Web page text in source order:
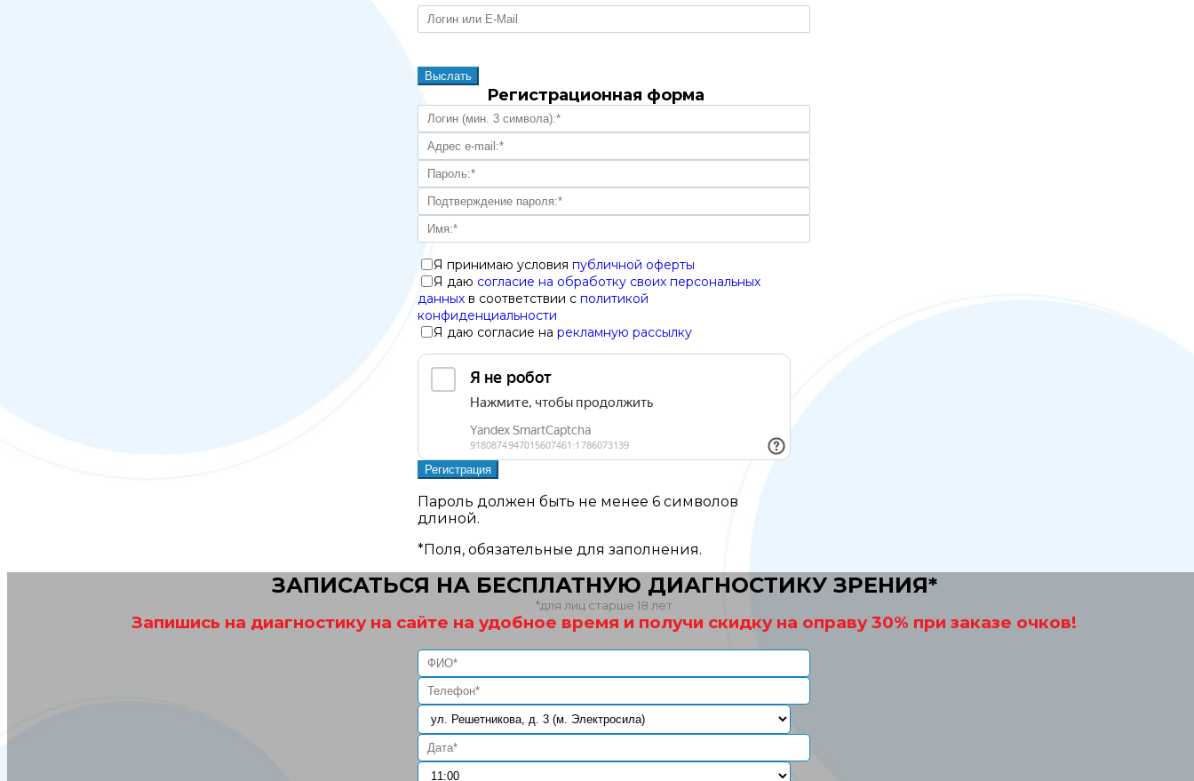
Регистрационная форма
Я принимаю условия публичной оферты
Я даю согласие на обработку своих персональных
данных в соответствии с политикой
конфиденциальности
Я даю согласие на рекламную рассылку
Пароль должен быть не менее 6 символов
длиной.
*Поля, обязательные для заполнения.
ЗАПИСАТЬСЯ НА БЕСПЛАТНУЮ ДИАГНОСТИКУ ЗРЕНИЯ*
*для лиц старше 18 лет
Запишись на диагностику на сайте на удобное время и получи скидку на оправу 30% при заказе очков!